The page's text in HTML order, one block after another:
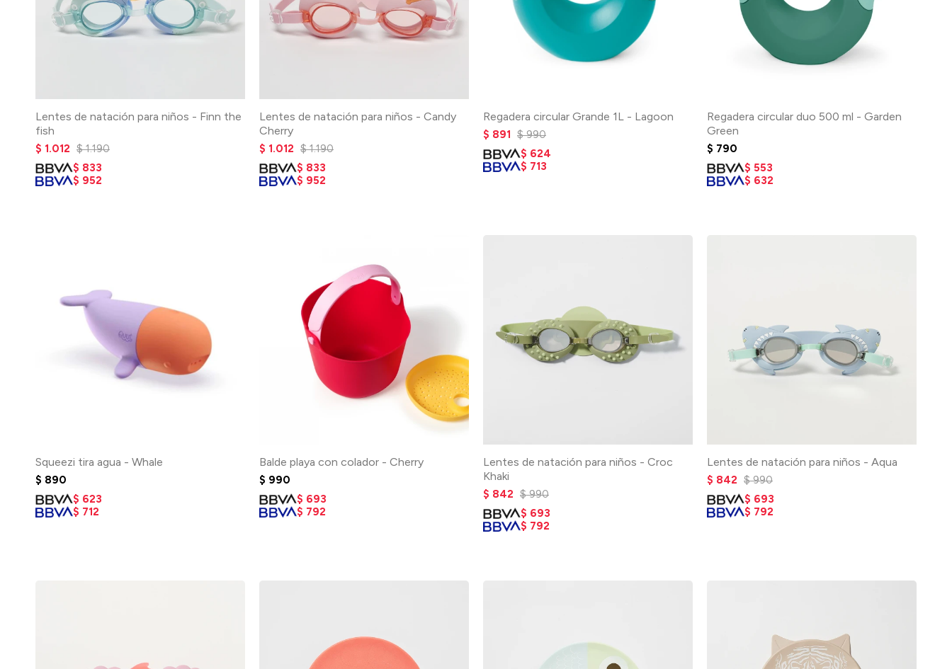
Lentes de natación para niños - Finn the
fish
$ 1.012 $ 1.190
$ 833
$ 952
Lentes de natación para niños - Candy
Cherry
$ 1.012 $ 1.190
$ 833
$ 952
Regadera circular Grande 1L - Lagoon
$ 891 $ 990
$ 624
$ 713
Regadera circular duo 500 ml - Garden
Green
$ 790
$ 553
$ 632
Squeezi tira agua - Whale
$ 890
$ 623
$ 712
Balde playa con colador - Cherry
$ 990
$ 693
$ 792
Lentes de natación para niños - Croc
Khaki
$ 842 $ 990
$ 693
$ 792
Lentes de natación para niños - Aqua
$ 842 $ 990
$ 693
$ 792